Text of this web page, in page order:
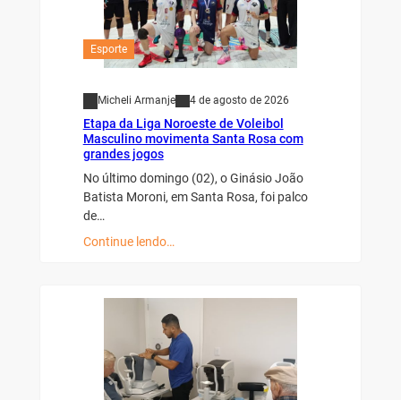
Esporte
Micheli Armanje 4 de agosto de 2026
Etapa da Liga Noroeste de Voleibol
Masculino movimenta Santa Rosa com
grandes jogos
No último domingo (02), o Ginásio João
Batista Moroni, em Santa Rosa, foi palco
de…
Continue lendo…